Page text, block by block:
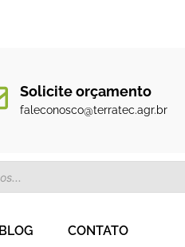
Solicite orçamento
faleconosco@terratec.agr.br
BLOG CONTATO